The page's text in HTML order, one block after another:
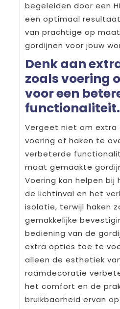
begeleiden door een
een optimaal
van prachtige op
gordijnen voor jouw
Denk aan
zoals voering
voor een
functionaliteit.
Vergeet niet om extra
voering of haken te
verbeterde
maat gemaakte
Voering kan helpen bij
de lichtinval en het
isolatie, terwijl haken
gemakkelijke
bediening van de
extra opties toe te
alleen de esthetiek
raamdecoratie
het comfort en de
bruikbaarheid ervan